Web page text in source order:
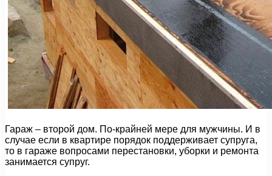
Гараж – второй дом. По-крайней мере для мужчины. И в
случае если в квартире порядок поддерживает супруга,
то в гараже вопросами перестановки, уборки и ремонта
занимается супруг.